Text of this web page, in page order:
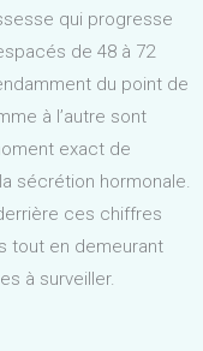
qui progresse
de 48 à 72
du point de
à l’autre sont
exact de
sécrétion hormonale.
ces chiffres
tout en demeurant
à surveiller.